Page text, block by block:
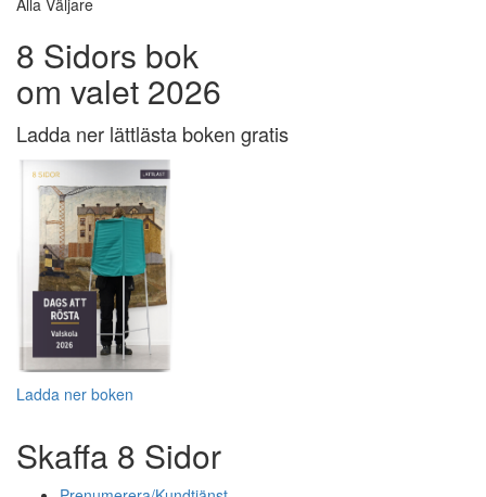
Alla Väljare
8 Sidors bok
om valet 2026
Ladda ner lättlästa boken gratis
Ladda ner boken
Skaffa 8 Sidor